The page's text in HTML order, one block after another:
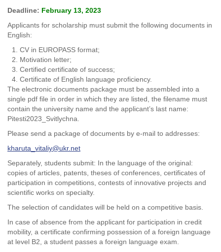
Deadline: February 13, 2023
Applicants for scholarship must submit the following documents in
English:
CV in EUROPASS format;
Motivation letter;
Certified certificate of success;
Certificate of English language proficiency.
The electronic documents package must be assembled into a
single pdf file in order in which they are listed, the filename must
contain the university name and the applicant’s last name:
Pitesti2023_Svitlychna.
Please send a package of documents by e-mail to addresses:
kharuta_vitaliy@ukr.net
Separately, students submit: In the language of the original:
copies of articles, patents, theses of conferences, certificates of
participation in competitions, contests of innovative projects and
scientific works on specialty.
The selection of candidates will be held on a competitive basis.
In case of absence from the applicant for participation in credit
mobility, a certificate confirming possession of a foreign language
at level B2, a student passes a foreign language exam.